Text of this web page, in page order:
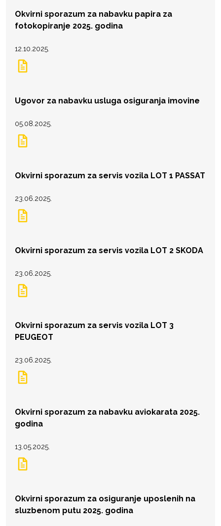
Okvirni sporazum za nabavku papira za
fotokopiranje 2025. godina
12.10.2025.
Ugovor za nabavku usluga osiguranja imovine
05.08.2025.
Okvirni sporazum za servis vozila LOT 1 PASSAT
23.06.2025.
Okvirni sporazum za servis vozila LOT 2 SKODA
23.06.2025.
Okvirni sporazum za servis vozila LOT 3
PEUGEOT
23.06.2025.
Okvirni sporazum za nabavku aviokarata 2025.
godina
13.05.2025.
Okvirni sporazum za osiguranje uposlenih na
sluzbenom putu 2025. godina